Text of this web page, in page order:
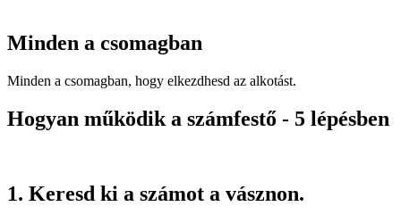
Minden a csomagban
Minden a csomagban, hogy elkezdhesd az alkotást.
Hogyan működik a számfestő - 5 lépésben
1. Keresd ki a számot a vásznon.